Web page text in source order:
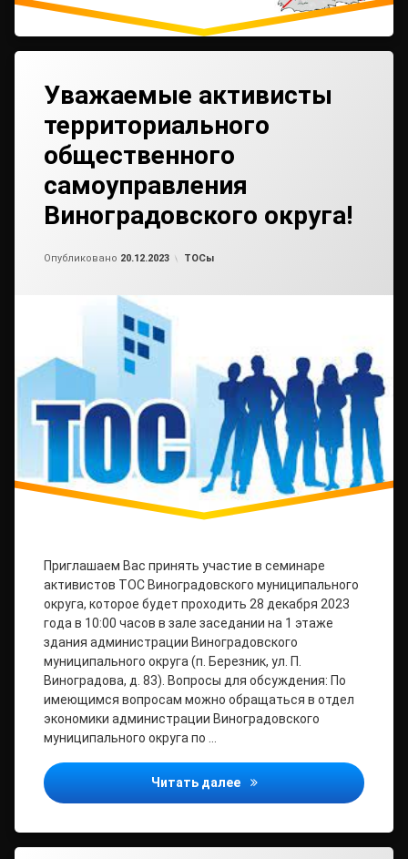
Уважаемые активисты
территориального
общественного
самоуправления
Виноградовского округа!
Опубликовано 20.12.2023 Рубрики:
ТОСы
Приглашаем Вас принять участие в семинаре
активистов ТОС Виноградовского муниципального
округа, которое будет проходить 28 декабря 2023
года в 10:00 часов в зале заседании на 1 этаже
здания администрации Виноградовского
муниципального округа (п. Березник, ул. П.
Виноградова, д. 83). Вопросы для обсуждения: По
имеющимся вопросам можно обращаться в отдел
экономики администрации Виноградовского
муниципального округа по …
Читать далее Уважаемые активисты